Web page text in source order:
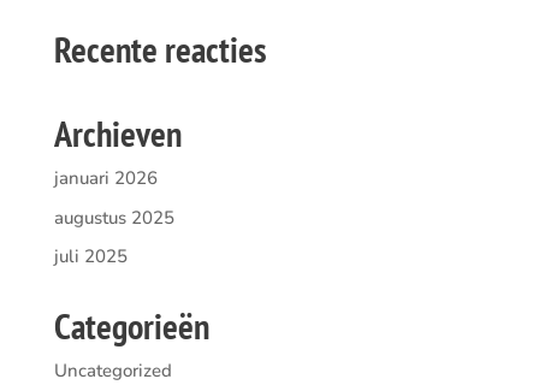
Recente reacties
Archieven
januari 2026
augustus 2025
juli 2025
Categorieën
Uncategorized